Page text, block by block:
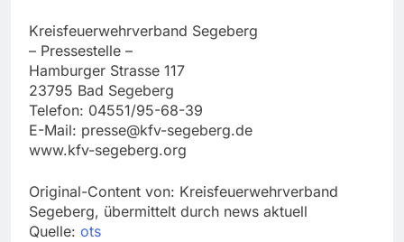
Kreisfeuerwehrverband Segeberg
– Pressestelle –
Hamburger Strasse 117
23795 Bad Segeberg
Telefon: 04551/95-68-39
E-Mail: presse@kfv-segeberg.de
www.kfv-segeberg.org
Original-Content von: Kreisfeuerwehrverband
Segeberg, übermittelt durch news aktuell
Quelle: ots